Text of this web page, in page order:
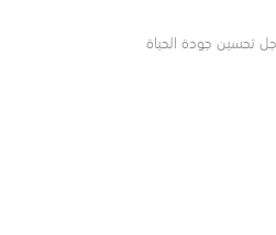
تحسين جودة الحياة